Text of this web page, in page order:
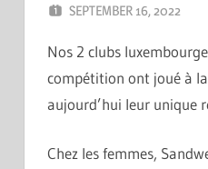
SEPTEMBER 16, 2022
Nos 2 clubs
compétition ont joué à
aujourd’hui leur unique
Chez les femmes,